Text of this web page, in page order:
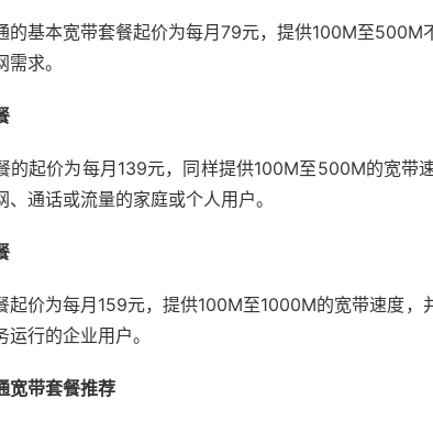
的基本宽带套餐起价为每月79元，提供100M至500M
求。
的起价为每月139元，同样提供100M至500M的宽带
、通话或流量的家庭或个人用户。
起价为每月159元，提供100M至1000M的宽带速度
运行的企业用户。
宽带套餐推荐